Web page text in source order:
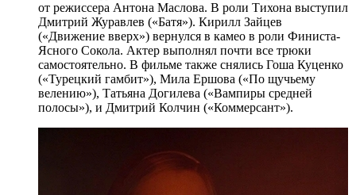
от режиссера Антона Маслова. В роли Тихона выступил
Дмитрий Журавлев («Батя»). Кирилл Зайцев
(«Движение вверх») вернулся в камео в роли Финиста-
Ясного Сокола. Актер выполнял почти все трюки
самостоятельно. В фильме также снялись Гоша Куценко
(«Турецкий гамбит»), Мила Ершова («По щучьему
велению»), Татьяна Догилева («Вампиры средней
полосы»), и Дмитрий Колчин («Коммерсант»).